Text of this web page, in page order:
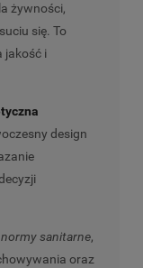
żywności,
się. To
jakość i
design
sanitarne,
oraz